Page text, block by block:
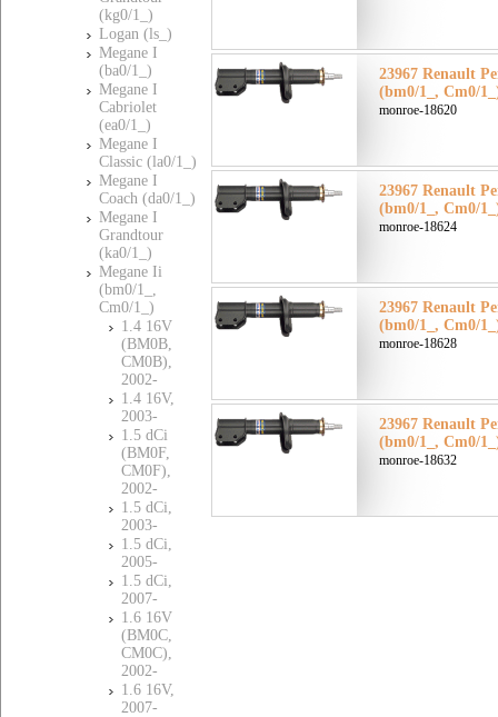
(kg0/1_)
Logan (ls_)
Megane I
(ba0/1_)
Megane I
Cabriolet
(ea0/1_)
Megane I
Classic (la0/1_)
Megane I
Coach (da0/1_)
Megane I
Grandtour
(ka0/1_)
Megane Ii
(bm0/1_,
Cm0/1_)
1.4 16V
(BM0B,
CM0B),
2002-
1.4 16V,
2003-
1.5 dCi
(BM0F,
CM0F),
2002-
1.5 dCi,
2003-
1.5 dCi,
2005-
1.5 dCi,
2007-
1.6 16V
(BM0C,
CM0C),
2002-
1.6 16V,
2007-
23967 Renault
(bm0/1_, Cm0/
monroe-18620
23967 Renault
(bm0/1_, Cm0/
monroe-18624
23967 Renault
(bm0/1_, Cm0/
monroe-18628
23967 Renault
(bm0/1_, Cm0/
monroe-18632